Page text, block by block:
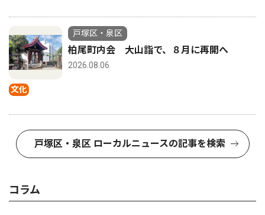
文化
戸塚区・泉区
柏尾町内会 大山詣で、８月に再開へ
2026.08.06
戸塚区・泉区 ローカルニュースの記事を検索
コラム